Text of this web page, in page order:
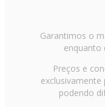
Garantimos o
enquanto
Preços e
podendo